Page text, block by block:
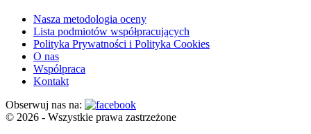
Nasza metodologia oceny
Lista podmiotów współpracujących
Polityka Prywatności i Polityka Cookies
O nas
Współpraca
Kontakt
Obserwuj nas na:
© 2026 - Wszystkie prawa zastrzeżone